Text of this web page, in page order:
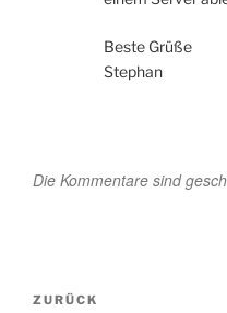
Beste Grüße
Stephan
Die Kommentare sind
Beitragsnavigation
Vorheriger
ZURÜCK